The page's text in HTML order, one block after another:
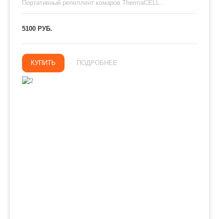
Портативный репеллент комаров ThermaCELL...
5100 РУБ.
КУПИТЬ ПОДРОБНЕЕ